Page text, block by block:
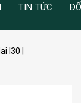
TIN TỨC
I30 |